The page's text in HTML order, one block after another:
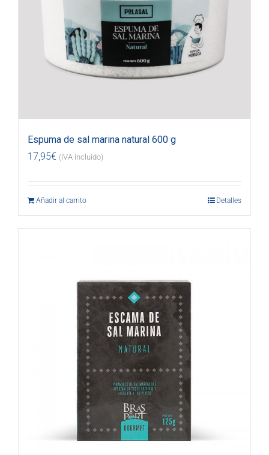
Espuma de sal marina natural 600 g
17,95€ (IVA incluido)
Añadir al carrito Detalles